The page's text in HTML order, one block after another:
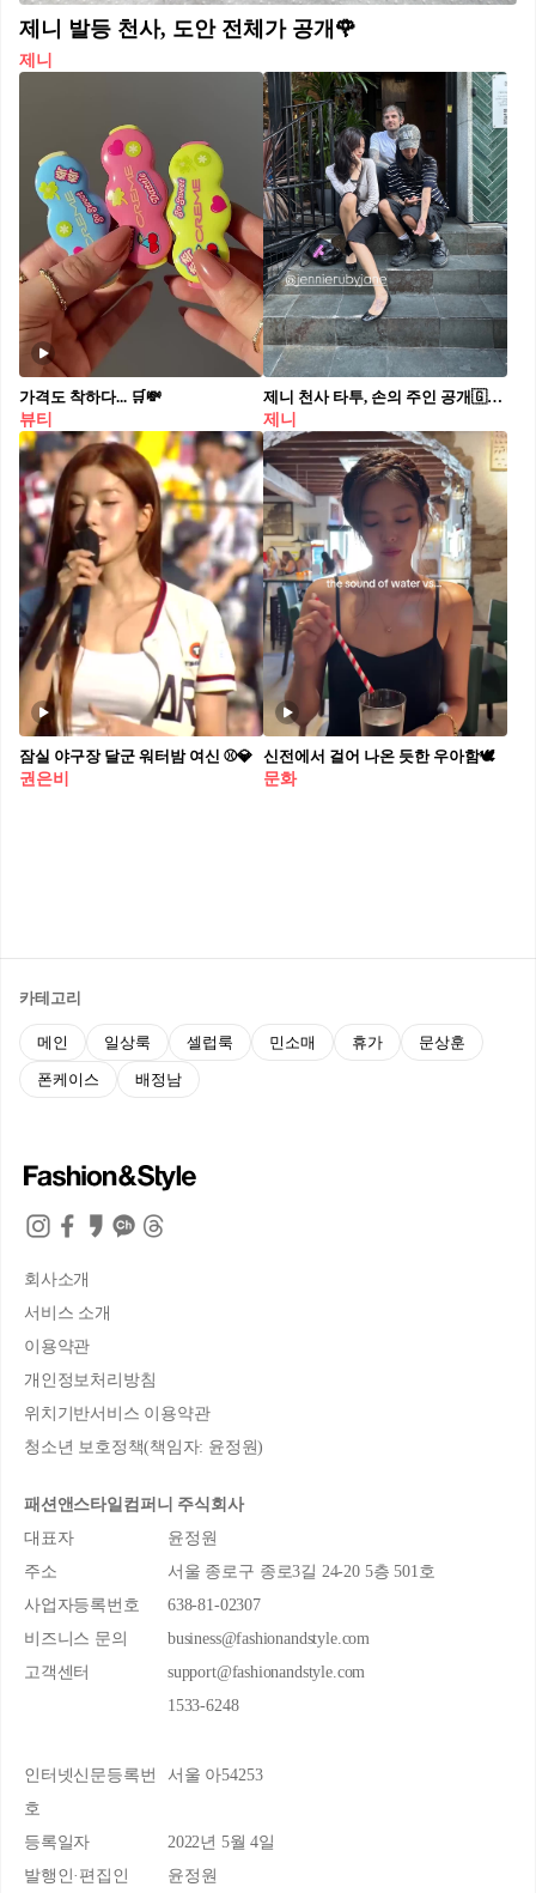
제니 발등 천사, 도안 전체가 공개🌹
제니
가격도 착하다... 🛒💸
뷰티
제니 천사 타투, 손의 주인 공개🇬🇧🖤
제니
잠실 야구장 달군 워터밤 여신 ⚾️💎
권은비
신전에서 걸어 나온 듯한 우아함🕊️
문화
카테고리
메인 일상룩 셀럽룩 민소매 휴가 문상훈
폰케이스 배정남
회사소개
서비스 소개
이용약관
개인정보처리방침
위치기반서비스 이용약관
청소년 보호정책(책임자: 윤정원)
패션앤스타일컴퍼니 주식회사
대표자
윤정원
주소
서울 종로구 종로3길 24-20 5층 501호
사업자등록번호
638-81-02307
비즈니스 문의
business@fashionandstyle.com
고객센터
support@fashionandstyle.com
1533-6248
인터넷신문등록번
호
서울 아54253
등록일자
2022년 5월 4일
발행인·편집인
윤정원